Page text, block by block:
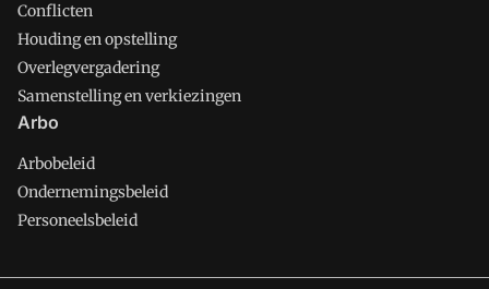
Conflicten
Houding en opstelling
Overlegvergadering
Samenstelling en verkiezingen
Arbo
Arbobeleid
Ondernemingsbeleid
Personeelsbeleid